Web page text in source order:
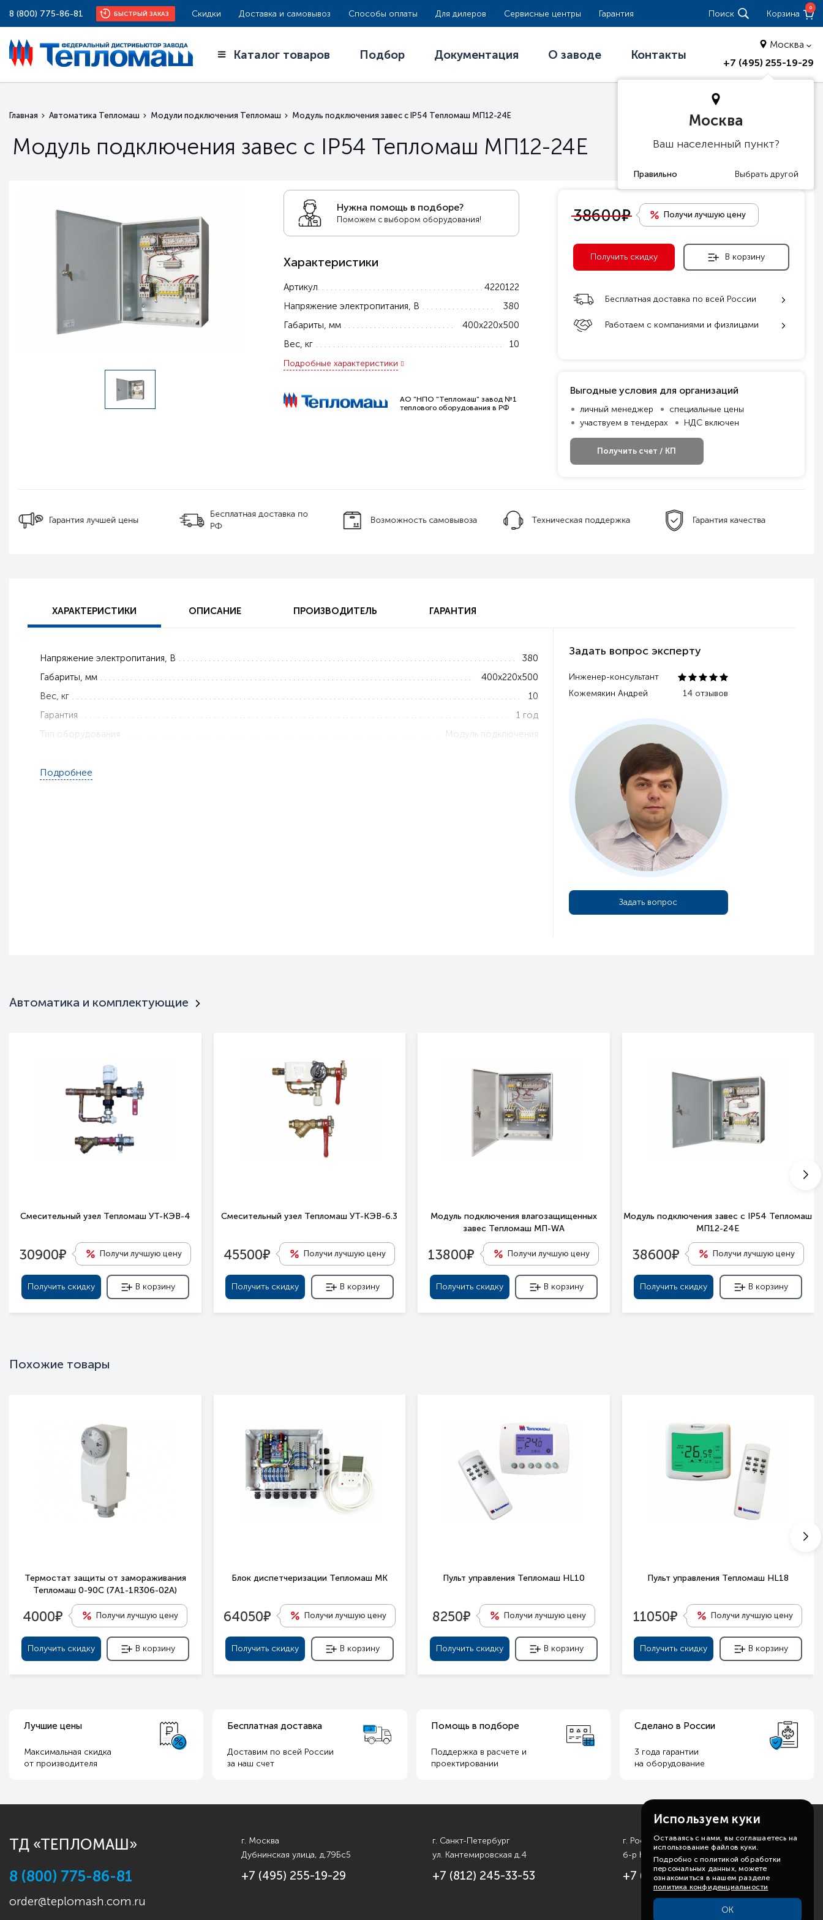
8 (800) 775-86-81 БЫСТРЫЙ ЗАКАЗ Скидки Доставка и самовывоз Способы оплаты Для дилеров Сервисные центры Гарантия Поиск Корзина
0
Каталог товаров Подбор Документация О заводе Контакты
+7 (495) 255-19-29
Москва
Москва
Ваш населенный пункт?
Главная Автоматика Тепломаш Модули подключения Тепломаш Модуль подключения завес c IP54 Тепломаш МП12-24Е
Модуль подключения завес c IP54 Тепломаш МП12-24Е
Нужна помощь в подборе?
Поможем с выбором оборудования!
Характеристики
Артикул
4220122
Напряжение электропитания, В
380
Габариты, мм
400x220x500
Вес, кг
10
Подробные характеристики
АО "НПО "Тепломаш" завод №1
теплового оборудования в РФ
38600е Получи лучшую цену
Получить скидку В корзину
Бесплатная доставка по всей России
Работаем с компаниями и физлицами
Выгодные условия для организаций
личный менеджер
специальные цены
участвуем в тендерах
НДС включен
Получить счет / КП
Гарантия лучшей цены
Бесплатная доставка по
РФ
Возможность самовывоза Техническая поддержка Гарантия качества
ХАРАКТЕРИСТИКИ ОПИСАНИЕ ПРОИЗВОДИТЕЛЬ ГАРАНТИЯ
Задать вопрос эксперту
Инженер-консультант
Кожемякин Андрей
14 отзывов
Задать вопрос
Напряжение электропитания, В
380
Габариты, мм
400x220x500
Вес, кг
10
Гарантия
1 год
Тип оборудования
Модуль подключения
Подробнее
Автоматика и комплектующие
Смесительный узел Тепломаш УТ-КЭВ-4
30900е Получи лучшую цену
Получить скидку В корзину
Смесительный узел Тепломаш УТ-КЭВ-6.3
45500е Получи лучшую цену
Получить скидку В корзину
Модуль подключения влагозащищенных
завес Тепломаш МП-WA
13800е Получи лучшую цену
Получить скидку В корзину
Модуль подключения завес c IP54 Тепломаш
МП12-24Е
38600е Получи лучшую цену
Получить скидку В корзину
Похожие товары
Термостат защиты от замораживания
Тепломаш 0-90С (7A1-1R306-02A)
4000е Получи лучшую цену
Получить скидку В корзину
Блок диспетчеризации Тепломаш МК
64050е Получи лучшую цену
Получить скидку В корзину
Пульт управления Тепломаш HL10
8250е Получи лучшую цену
Получить скидку В корзину
Пульт управления Тепломаш HL18
11050е Получи лучшую цену
Получить скидку В корзину
Лучшие цены
Максимальная скидка
от производителя
Бесплатная доставка
Доставим по всей России
за наш счет
Помощь в подборе
Поддержка в расчете и
проектировании
Сделано в России
3 года гарантии
на оборудование
ТД «ТЕПЛОМАШ»
8 (800) 775-86-81
order@teplomash.com.ru
г. Москва
Дубнинская улица, д.79Бс5
+7 (495) 255-19-29
г. Санкт-Петербург
ул. Кантемировская д.4
+7 (812) 245-33-53
г. Ростов-на-Дону
б-р Комарова, д. 11
+7 (863) 310-99-19
Используем куки
Оставаясь с нами, вы соглашаетесь на
использование файлов куки.
Подробно с политикой обработки
персональных данных, можете
ознакомиться в нашем разделе
политика конфиденциальности
ОК